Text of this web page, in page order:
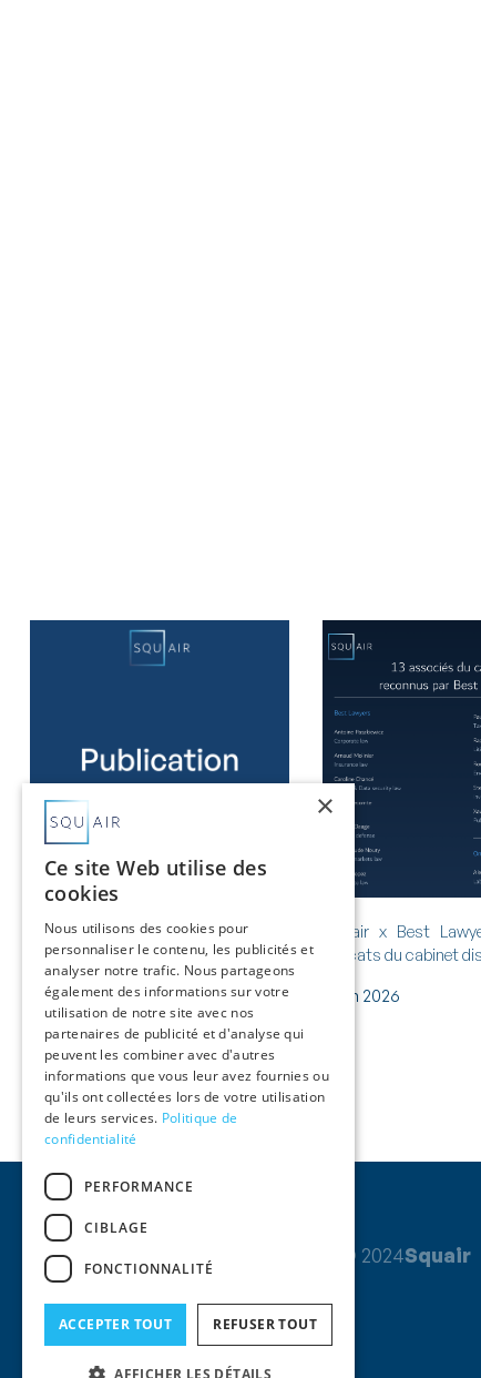
Application des garanties dans le
temps : fait dommageable ou
réclamation ?
24 juillet 2026
Squair x Best
avocats du cabinet
11 juin 2026
© 2024Squair
×
Ce site Web utilise des
cookies
Nous utilisons des cookies pour
personnaliser le contenu, les publicités et
analyser notre trafic. Nous partageons
également des informations sur votre
utilisation de notre site avec nos
partenaires de publicité et d'analyse qui
peuvent les combiner avec d'autres
informations que vous leur avez fournies ou
qu'ils ont collectées lors de votre utilisation
de leurs services. Politique de
confidentialité
PERFORMANCE
CIBLAGE
FONCTIONNALITÉ
ACCEPTER TOUT REFUSER TOUT
AFFICHER LES DÉTAILS